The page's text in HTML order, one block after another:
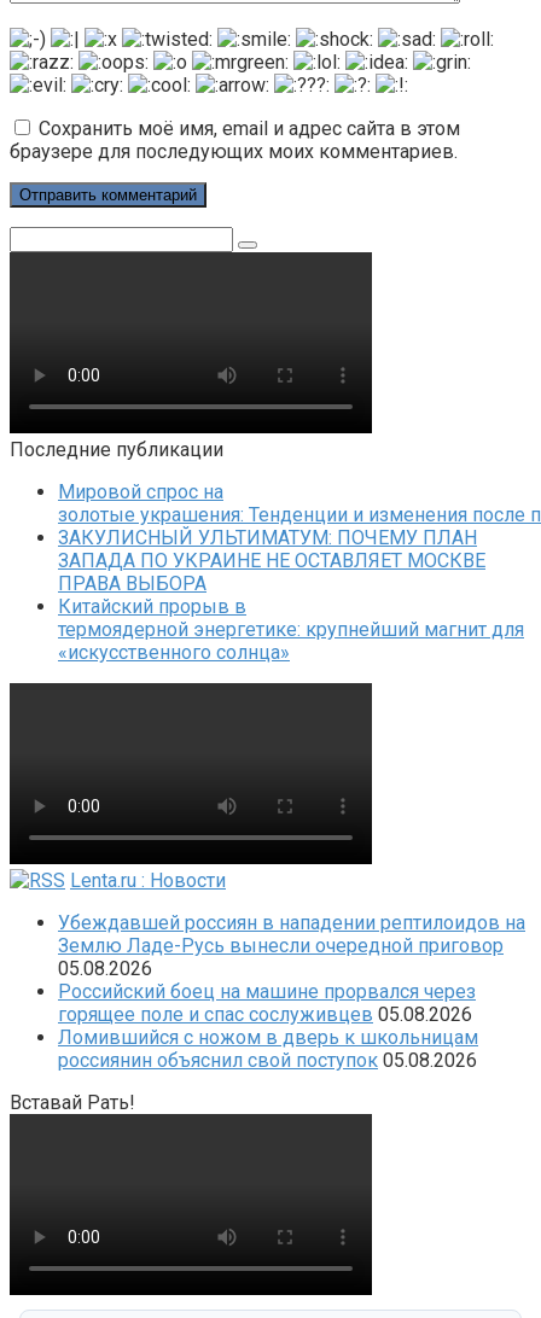
Сохранить моё имя, email и адрес сайта в этом
браузере для последующих моих комментариев.
Последние публикации
Мировой спрос на
золотые украшения: Тенденции и изменения после
ЗАКУЛИСНЫЙ УЛЬТИМАТУМ: ПОЧЕМУ ПЛАН
ЗАПАДА ПО УКРАИНЕ НЕ ОСТАВЛЯЕТ МОСКВЕ
ПРАВА ВЫБОРА
Китайский прорыв в
термоядерной энергетике: крупнейший магнит для
«искусственного солнца»
Lenta.ru : Новости
Убеждавшей россиян в нападении рептилоидов на
Землю Ладе-Русь вынесли очередной приговор
05.08.2026
Российский боец на машине прорвался через
горящее поле и спас сослуживцев 05.08.2026
Ломившийся с ножом в дверь к школьницам
россиянин объяснил свой поступок 05.08.2026
Вставай Рать!